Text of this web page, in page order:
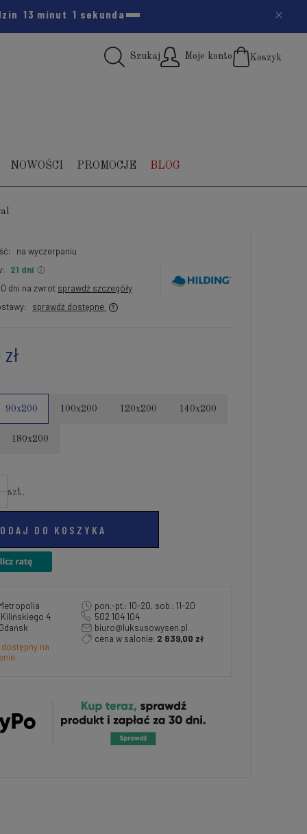
13 minut 0 sekund
Szukaj Moje konto Koszyk
NOWOŚCI PROMOCJE BLOG
na wyczerpaniu
21 dni
dni na zwrot sprawdź szczegóły
sprawdź dostępne
90x200 100x200 120x200 140x200
180x200
szt.
DO KOSZYKA
4
na
pon.-pt.: 10-20, sob.: 11-20
502 104 104
biuro@luksusowysen.pl
cena w salonie: 2 839,00 zł